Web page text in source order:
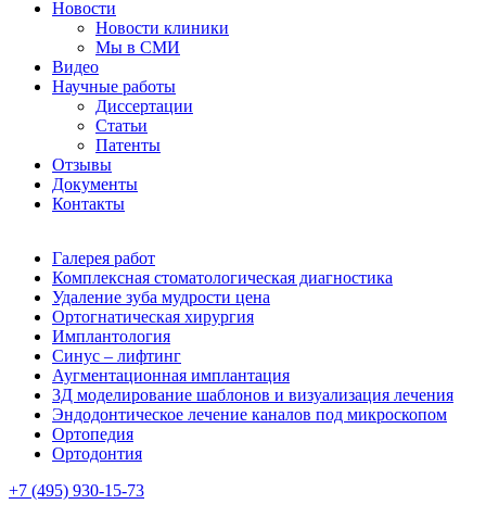
Новости
Новости клиники
Мы в СМИ
Видео
Научные работы
Диссертации
Статьи
Патенты
Отзывы
Документы
Контакты
Галерея работ
Комплексная стоматологическая диагностика
Удаление зуба мудрости цена
Ортогнатическая хирургия
Имплантология
Синус – лифтинг
Аугментационная имплантация
3Д моделирование шаблонов и визуализация лечения
Эндодонтическое лечение каналов под микроскопом
Ортопедия
Ортодонтия
+7 (495) 930-15-73